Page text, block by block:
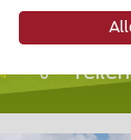
Teilen